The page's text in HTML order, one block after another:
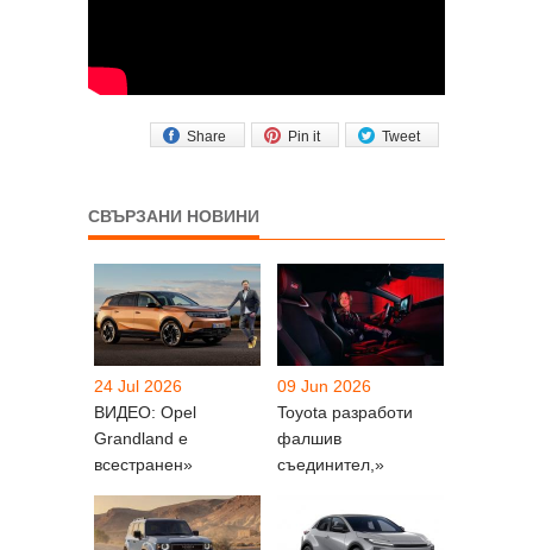
Tweet
Pin it
Share
СВЪРЗАНИ НОВИНИ
24 Jul 2026
ВИДЕО: Opel
Grandland е
всестранен»
09 Jun 2026
Toyota разработи
фалшив
съединител,»